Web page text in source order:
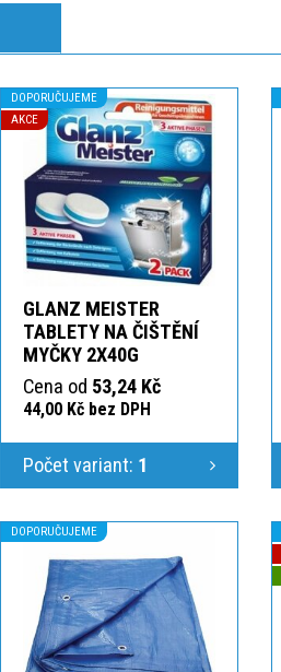
DOPORUČUJEME
AKCE
GLANZ MEISTER
TABLETY NA ČIŠTĚNÍ
MYČKY 2X40G
Cena od 53,24 Kč
44,00 Kč bez DPH
Počet variant: 1
DOPORUČUJEME